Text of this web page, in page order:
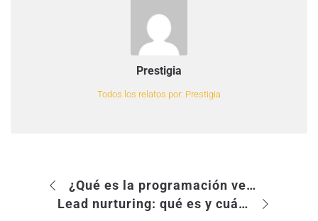
Prestigia
Todos los relatos por: Prestigia
¿Qué es la programación verde?
Lead nurturing: qué es y cuáles son sus ventajas